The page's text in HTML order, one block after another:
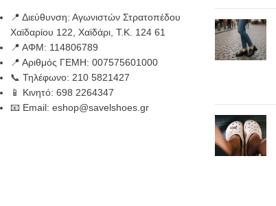
📍 Διεύθυνση: Αγωνιστών Στρατοπέδου
Χαϊδαρίου 122, Χαϊδάρι, Τ.Κ. 124 61
📍 ΑΦΜ: 114806789
📍 Αριθμός ΓΕΜΗ: 007575601000
📞 Τηλέφωνο: 210 5821427
📱 Κινητό: 698 2264347
📧 Email: eshop@savelshoes.gr